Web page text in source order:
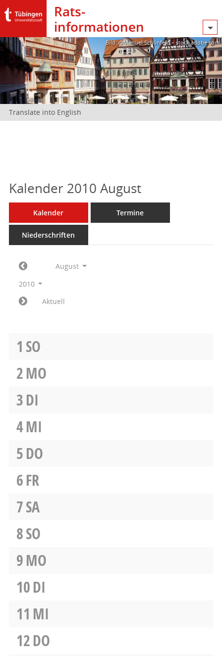
Rats­
informationen
Bild: @Manuel Schönfeld – stock.adobe.com
Translate into English
Kalender 2010 August
Kalender Termine
Niederschriften
August
2010
Aktuell
1 SO
2MO
3DI
4MI
5DO
6FR
7SA
8SO
9MO
10DI
11 MI
12DO